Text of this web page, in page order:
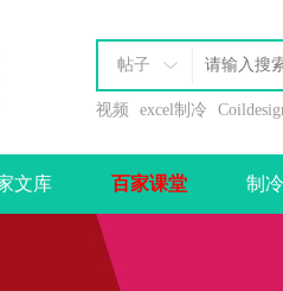
帖子
视频 excel制冷
文库 百家课堂 制